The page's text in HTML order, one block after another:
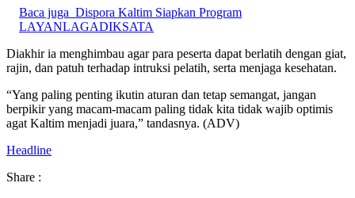
Baca juga Dispora Kaltim Siapkan Program
LAYANLAGADIKSATA
Diakhir ia menghimbau agar para peserta dapat berlatih dengan giat,
rajin, dan patuh terhadap intruksi pelatih, serta menjaga kesehatan.
“Yang paling penting ikutin aturan dan tetap semangat, jangan
berpikir yang macam-macam paling tidak kita tidak wajib optimis
agat Kaltim menjadi juara,” tandasnya. (ADV)
Headline
Share :